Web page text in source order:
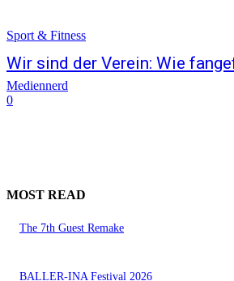
Sport & Fitness
Wir sind der Verein: Wie
Mediennerd
0
MOST READ
The 7th Guest Remake
BALLER-INA Festival 2026